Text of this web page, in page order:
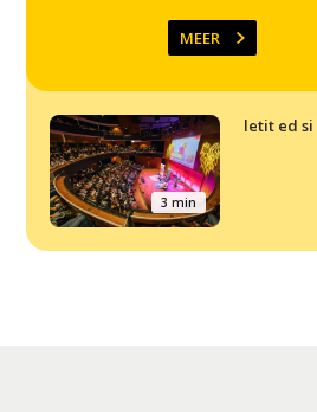
MEER
3 min
letit ed si